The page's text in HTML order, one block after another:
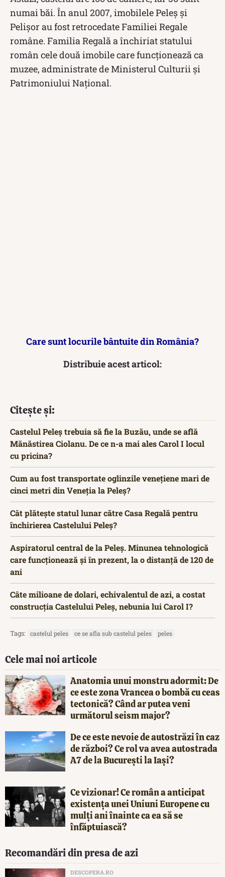
numai băi. În anul 2007, imobilele Peleş şi
Pelişor au fost retrocedate Familiei Regale
române. Familia Regală a închiriat statului
român cele două imobile care funcţionează ca
muzee, administrate de Ministerul Culturii şi
Patrimoniului Naţional.
Care sunt locurile bântuite din România?
Distribuie acest articol:
Citește și:
Castelul Peleș trebuia să fie la Buzău, unde se află
Mănăstirea Ciolanu. De ce n-a mai ales Carol I locul
cu pricina?
Cum au fost transportate oglinzile venețiene mari de
cinci metri din Veneția la Peleș?
Cât plătește statul lunar către Casa Regală pentru
închirierea Castelului Peleș?
Aspiratorul central de la Peleș. Minunea tehnologică
care funcționează și în prezent, la o distanță de 120 de
ani
Câte milioane de dolari, echivalentul de azi, a costat
construcția Castelului Peleș, nebunia lui Carol I?
Tags: castelul peles ce se afla sub castelul peles peles
Cele mai noi articole
Anatomia unui monstru adormit: De
ce este zona Vrancea o bombă cu ceas
tectonică? Când ar putea veni
următorul seism major?
De ce este nevoie de autostrăzi în caz
de război? Ce rol va avea autostrada
A7 de la București la Iași?
Ce vizionar! Ce român a anticipat
existența unei Uniuni Europene cu
mulți ani înainte ca ea să se
înfăptuiască?
Recomandări din presa de azi
DESCOPERA.RO